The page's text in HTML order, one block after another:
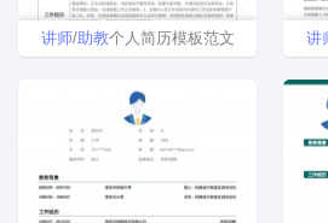
讲师/助教个人简历模板范文 讲